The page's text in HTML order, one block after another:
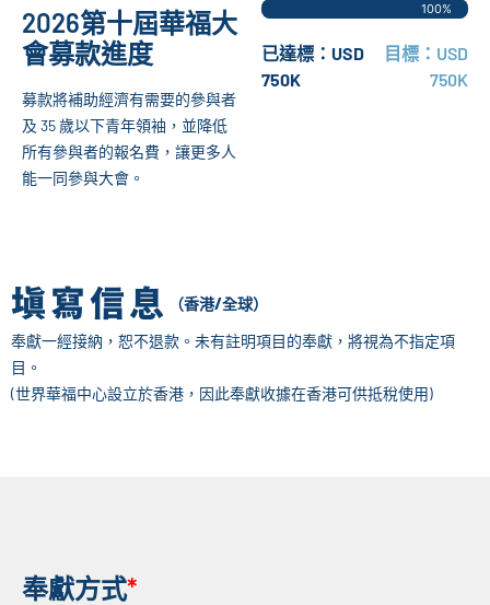
2026第十屆華福大
會募款進度
募款將補助經濟有需要的參與者
及 35 歲以下青年領袖，並降低
所有參與者的報名費，讓更多人
能一同參與大會。
100%
已達標：USD
750K
目標：USD
750K
填寫信息
（香港/全球）
奉獻一經接納，恕不退款。未有註明項目的奉獻，將視為不指定項
目。
(世界華福中心設立於香港，因此奉獻收據在香港可供抵稅使用)
奉獻方式*